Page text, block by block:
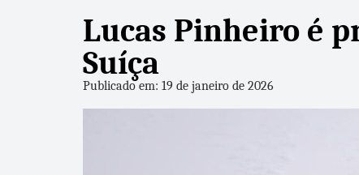
Lucas Pinheiro é
Suíça
Publicado em: 19 de janeiro de 2026